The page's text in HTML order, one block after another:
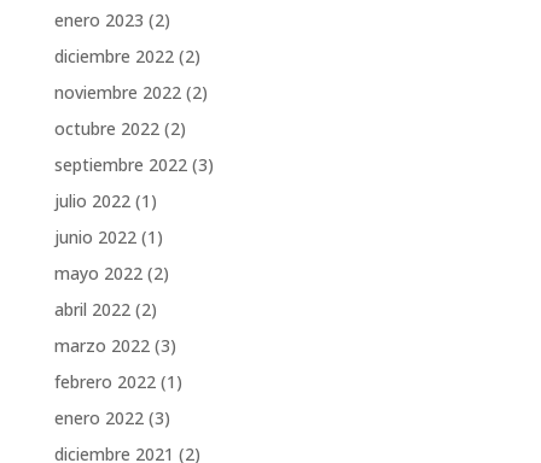
enero 2023 (2)
diciembre 2022(2)
noviembre 2022(2)
octubre 2022(2)
septiembre 2022(3)
julio 2022(1)
junio 2022(1)
mayo 2022(2)
abril 2022(2)
marzo 2022(3)
febrero 2022(1)
enero 2022(3)
diciembre 2021 (2)